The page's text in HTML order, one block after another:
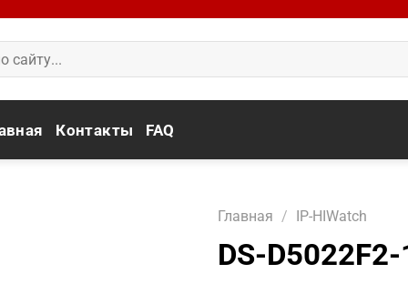
Контакты FAQ
Главная / IP-HIWatch
DS-